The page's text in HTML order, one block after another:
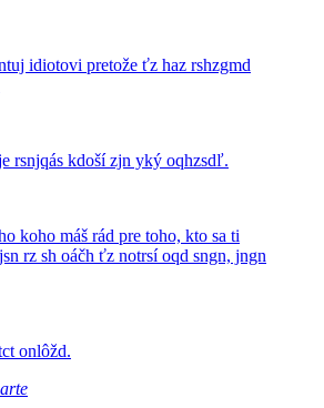
idiotovi pretože ťz haz rshzgmd
rsnjqás kdoší zjn yký oqhzsdľ.
koho máš rád pre toho, kto sa ti
rz sh oáčh ťz notrsí oqd sngn, jngn
onlôžd.